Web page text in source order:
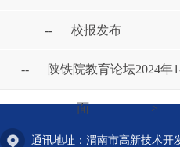
-- 校报发布
-- 陕铁院教育论坛2024年
面 >
通讯地址：渭南市高新技术开